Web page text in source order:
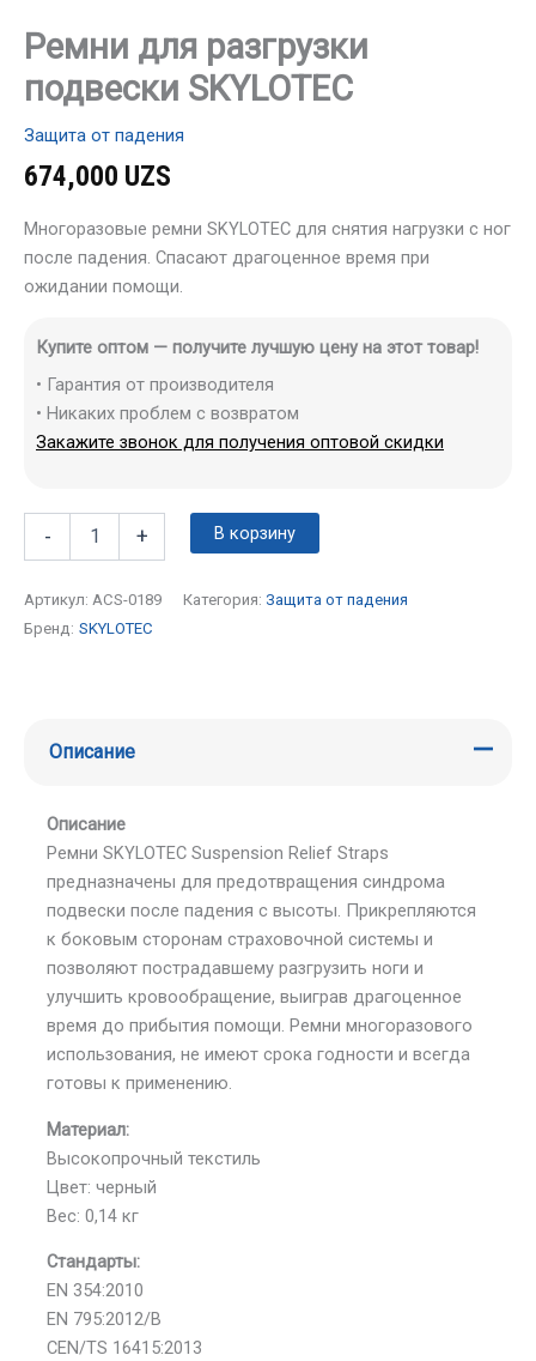
Ремни для разгрузки
подвески SKYLOTEC
Защита от падения
674,000 UZS
Многоразовые ремни SKYLOTEC для снятия нагрузки с ног
после падения. Спасают драгоценное время при
ожидании помощи.
Купите оптом — получите лучшую цену на этот товар!
• Гарантия от производителя
• Никаких проблем с возвратом
Закажите звонок для получения оптовой скидки
- + В корзину
Артикул: ACS-0189 Категория: Защита от падения
Бренд: SKYLOTEC
Описание
Описание
Ремни SKYLOTEC Suspension Relief Straps
предназначены для предотвращения синдрома
подвески после падения с высоты. Прикрепляются
к боковым сторонам страховочной системы и
позволяют пострадавшему разгрузить ноги и
улучшить кровообращение, выиграв драгоценное
время до прибытия помощи. Ремни многоразового
использования, не имеют срока годности и всегда
готовы к применению.
Материал:
Высокопрочный текстиль
Цвет: черный
Вес: 0,14 кг
Стандарты:
EN 354:2010
EN 795:2012/B
CEN/TS 16415:2013